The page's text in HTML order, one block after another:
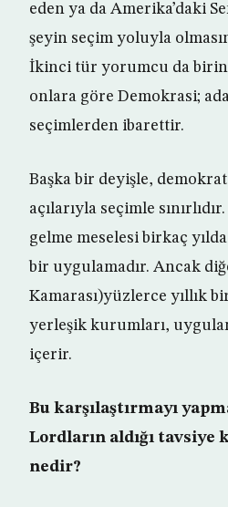
eden ya da Amerika’daki
şeyin seçim yoluyla
İkinci tür yorumcu da
onlara göre Demokrasi;
seçimlerden ibarettir.
Başka bir deyişle,
açılarıyla seçimle
gelme meselesi birkaç
bir uygulamadır. Ancak
Kamarası)yüzlerce yıllık
yerleşik kurumları,
içerir.
Bu karşılaştırmayı
Lordların aldığı tavsiye
nedir?